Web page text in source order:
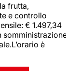
frutta,
e controllo
€ 1.497,34
è